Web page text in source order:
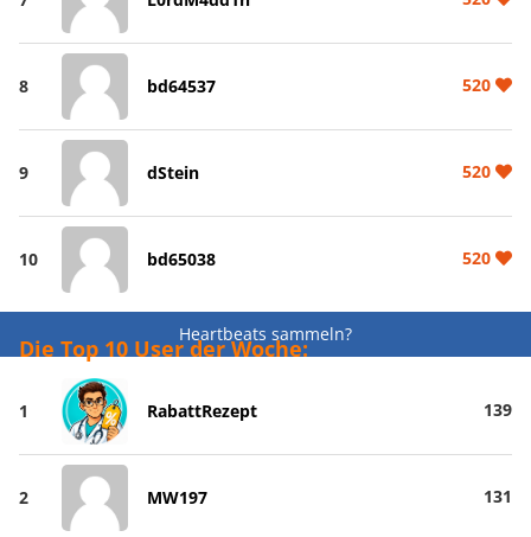
8 bd64537 520
9 dStein 520
10 bd65038 520
Heartbeats sammeln?
Die Top 10 User der Woche:
1 RabattRezept 139
2 MW197 131